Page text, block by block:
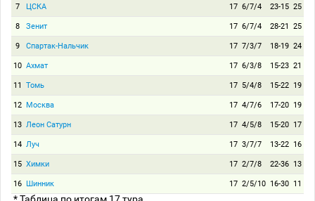
7 ЦСКА 17 6/7/4 23-15 25
8 Зенит 17 6/7/4 28-21 25
9 Спартак-Нальчик 17 7/3/7 18-19 24
10 Ахмат 17 6/3/8 15-23 21
11 Томь 17 5/4/8 15-22 19
12 Москва 17 4/7/6 17-20 19
13 Леон Сатурн 17 4/5/8 15-20 17
14 Луч 17 3/7/7 13-22 16
15 Химки 17 2/7/8 22-36 13
16 Шинник 17 2/5/10 16-30 11